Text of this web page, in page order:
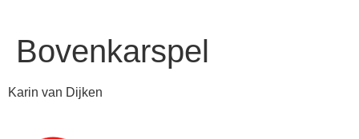
Bovenkarspel
Karin van Dijken